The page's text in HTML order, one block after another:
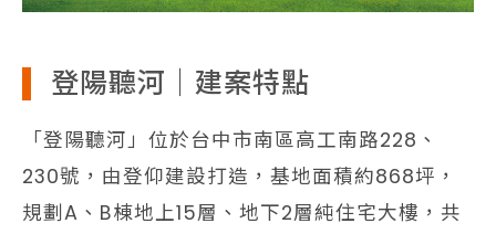
登陽聽河｜建案特點
「登陽聽河」位於台中市南區高工南路228、
230號，由登仰建設打造，基地面積約868坪，
規劃A、B棟地上15層、地下2層純住宅大樓，共